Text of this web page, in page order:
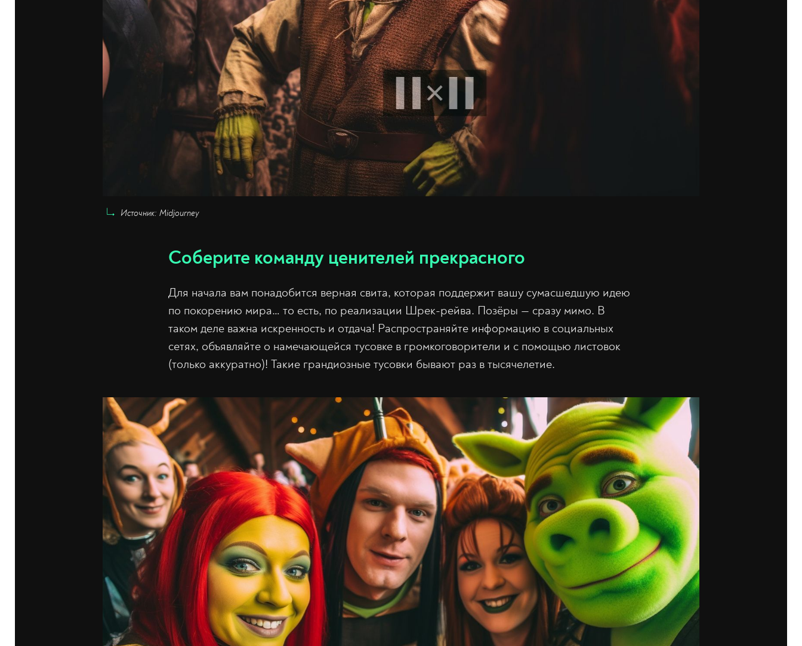
Источник: Midjourney
Соберите команду ценителей прекрасного
Для начала вам понадобится верная свита, которая поддержит вашу сумасшедшую идею
по покорению мира… то есть, по реализации Шрек-рейва. Позёры — сразу мимо. В
таком деле важна искренность и отдача! Распространяйте информацию в социальных
сетях, объявляйте о намечающейся тусовке в громкоговорители и с помощью листовок
(только аккуратно)! Такие грандиозные тусовки бывают раз в тысячелетие.